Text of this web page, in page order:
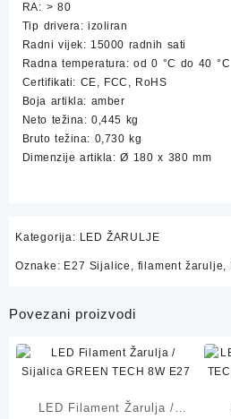
RA: > 80
Tip drivera: izoliran
Radni vijek: 15000 radnih sati
Radna temperatura: od 0 °C do 40 °C
Certifikati: CE, FCC, RoHS
Boja artikla: amber
Neto težina: 0,445 kg
Bruto težina: 0,730 kg
Dimenzije artikla: Ø 180 x 380 mm
Kategorija: LED ŽARULJE
Oznake: E27 Sijalice , filament žarulje,
Povezani proizvodi
LED Filament Žarulja /